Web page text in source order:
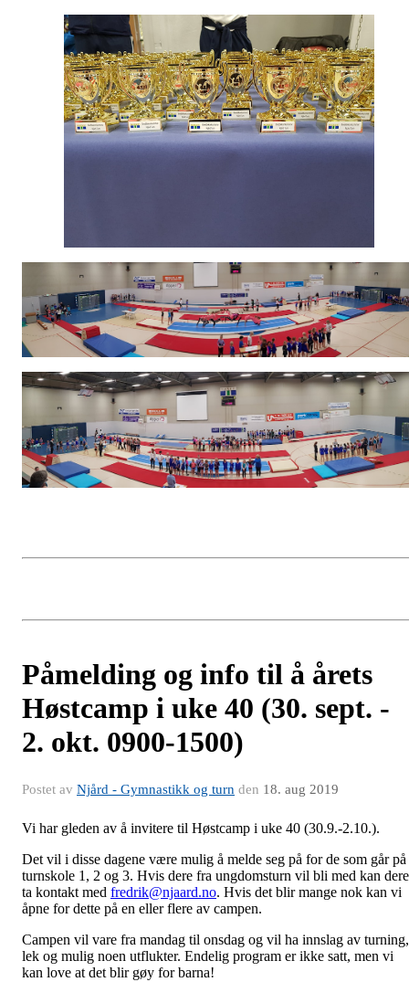
Påmelding og info til å årets
Høstcamp i uke 40 (30. sept. -
2. okt. 0900-1500)
Postet av Njård - Gymnastikk og turn den 18. aug 2019
Vi har gleden av å invitere til Høstcamp i uke 40 (30.9.-2.10.).
Det vil i disse dagene være mulig å melde seg på for de som går på
turnskole 1, 2 og 3. Hvis dere fra ungdomsturn vil bli med kan dere
ta kontakt med fredrik@njaard.no. Hvis det blir mange nok kan vi
åpne for dette på en eller flere av campen.
Campen vil vare fra mandag til onsdag og vil ha innslag av turning,
lek og mulig noen utflukter. Endelig program er ikke satt, men vi
kan love at det blir gøy for barna!